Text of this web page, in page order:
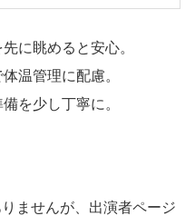
に眺めると安心。
温管理に配慮。
を少し丁寧に。
ませんが、出演者ページ